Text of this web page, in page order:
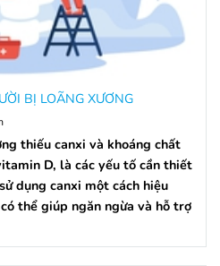
BỊ LOÃNG XƯƠNG
thiếu canxi và khoáng chất
D, là các yếu tố cần thiết
dụng canxi một cách hiệu
thể giúp ngăn ngừa và hỗ trợ